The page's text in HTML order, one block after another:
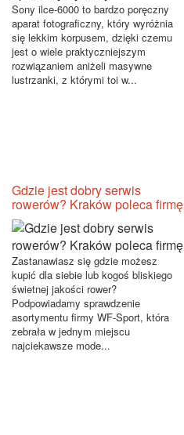
Sony ilce-6000 to bardzo poręczny
aparat fotograficzny, który wyróżnia
się lekkim korpusem, dzięki czemu
jest o wiele praktyczniejszym
rozwiązaniem aniżeli masywne
lustrzanki, z którymi toi w...
Gdzie jest dobry serwis
rowerów? Kraków poleca firmę
Zastanawiasz się gdzie możesz
kupić dla siebie lub kogoś bliskiego
świetnej jakości rower?
Podpowiadamy sprawdzenie
asortymentu firmy WF-Sport, która
zebrała w jednym miejscu
najciekawsze mode...